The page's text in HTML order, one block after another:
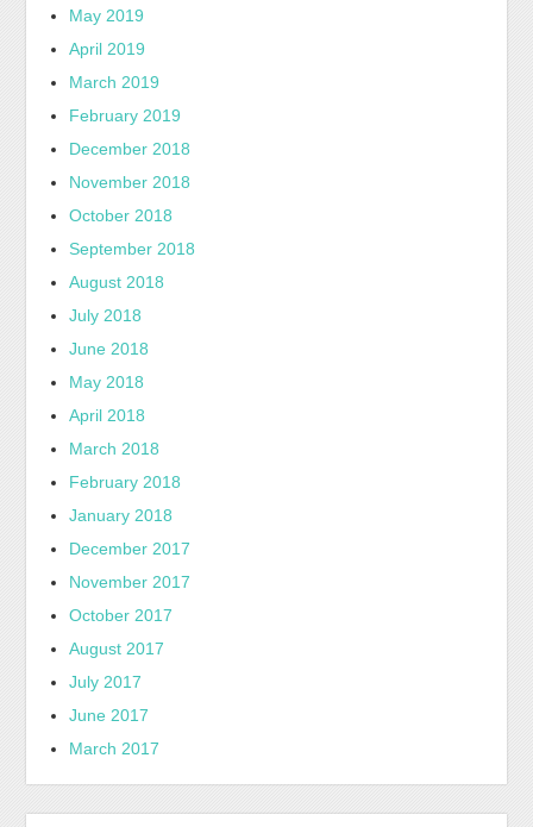
May 2019
April 2019
March 2019
February 2019
December 2018
November 2018
October 2018
September 2018
August 2018
July 2018
June 2018
May 2018
April 2018
March 2018
February 2018
January 2018
December 2017
November 2017
October 2017
August 2017
July 2017
June 2017
March 2017